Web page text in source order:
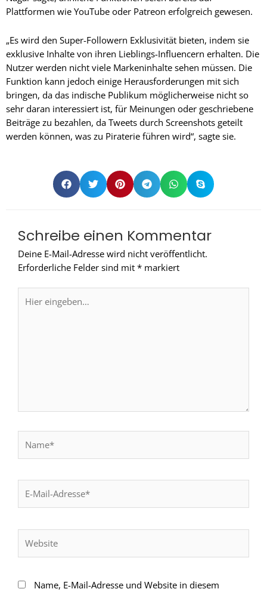
Plattformen wie YouTube oder Patreon erfolgreich gewesen.
„Es wird den Super-Followern Exklusivität bieten, indem sie
exklusive Inhalte von ihren Lieblings-Influencern erhalten. Die
Nutzer werden nicht viele Markeninhalte sehen müssen. Die
Funktion kann jedoch einige Herausforderungen mit sich
bringen, da das indische Publikum möglicherweise nicht so
sehr daran interessiert ist, für Meinungen oder geschriebene
Beiträge zu bezahlen, da Tweets durch Screenshots geteilt
werden können, was zu Piraterie führen wird“, sagte sie.
Schreibe einen Kommentar
Deine E-Mail-Adresse wird nicht veröffentlicht.
Erforderliche Felder sind mit * markiert
eingeben…
Mail-
Name, E-Mail-Adresse und Website in diesem